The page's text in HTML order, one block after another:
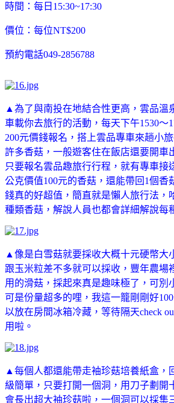
時間：每日15:30~17:30
價位：每位NT$200
預約電話049-2856788
▲為了與南投在地結合性更高，雲品溫
車載你去旅行的活動，每天下午1530～
200元價錢報名，搭上雲品專車來趟小
許多香菇，一般遊客住在飯店還要開車
只要報名雲品趣旅行行程，就有專車接
公克價值100元的香菇，還能帶回1個香
錢真的好超值，簡直就是懶人旅行法，
種類香菇，解說人員也都會詳細解說每
▲像是白雪菇就要採收大概十元硬幣大
跟玉米粒差不多就可以採收，豐年農場
用的滑菇，採起來真是趣味極了，可別
可是份量超多的哩，我這一籠剛剛好
以放在房間冰箱冷藏，等待隔天check
用啦。
▲每個人都還能帶走袖珍菇培養紙盒，
級簡單，只要打開一個洞，用刀子劃開
會長出超大袖珍菇啦，一個洞可以採集